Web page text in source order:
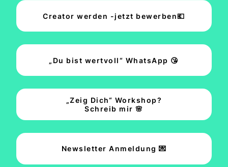
Creator werden -jetzt bewerben💶
„Du bist wertvoll“ WhatsApp 😘
„Zeig Dich“ Workshop?
Schreib mir 🌸
Newsletter Anmeldung 💌